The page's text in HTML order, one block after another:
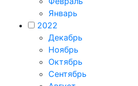
Январь
2022
Декабрь
Ноябрь
Октябрь
Сентябрь